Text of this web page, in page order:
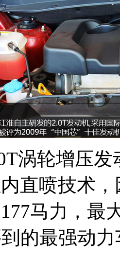
轮增压发
直喷技术
马力，最
的最强动